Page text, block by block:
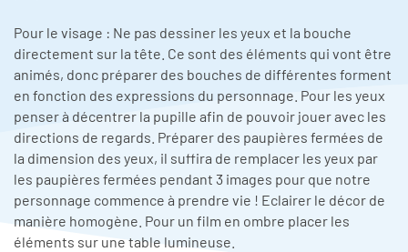
Pour le visage : Ne pas dessiner les yeux et la bouche
directement sur la tête. Ce sont des éléments qui vont être
animés, donc préparer des bouches de différentes forment
en fonction des expressions du personnage. Pour les yeux
penser à décentrer la pupille afin de pouvoir jouer avec les
directions de regards. Préparer des paupières fermées de
la dimension des yeux, il suffira de remplacer les yeux par
les paupières fermées pendant 3 images pour que notre
personnage commence à prendre vie ! Eclairer le décor de
manière homogène. Pour un film en ombre placer les
éléments sur une table lumineuse.